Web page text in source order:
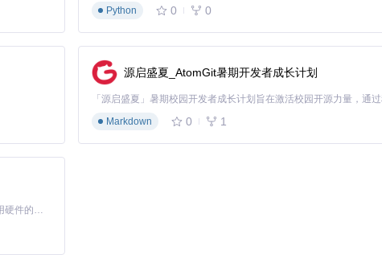
5000ms)和(-50dB, 3000ms)两组参数进行分割，比较时空坐标的差异。
落。专业用户可以采用"分段处理+参数适配"的高级策略：
Python
0 0
源启盛夏_AtomGit暑期开发者成长计划
Markdown
0 1
基于Python的Xiaozhi AI，适用于想要完整Xiaozhi体验而无需拥有专用硬件的用户。